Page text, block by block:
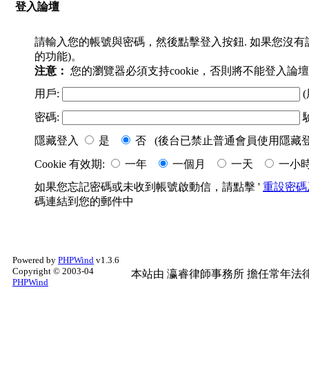
登入論壇
請輸入您的帳號與密碼，然後點擊登入按鈕. 如果您沒
的功能)。
注意： 您的瀏覽器必須支持cookie，否則將不能登入論
用戶:
(
密碼:
隱藏登入
是
否 (後台已禁止普通會員使用隱藏
Cookie 有效期:
一年 一個月 一天
一小
如果您忘記密碼或未收到帳號啟動信，請點擊 ' 重設密
碼連結到您的郵件中
Powered by PHPWind v1.3.6
Copyright © 2003-04
PHPWind
本站由 瀛睿律師事務所 擔任常年法